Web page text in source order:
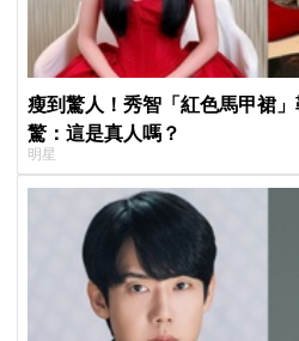
瘦到驚人！秀智「紅色馬甲裙
驚：這是真人嗎？
明星